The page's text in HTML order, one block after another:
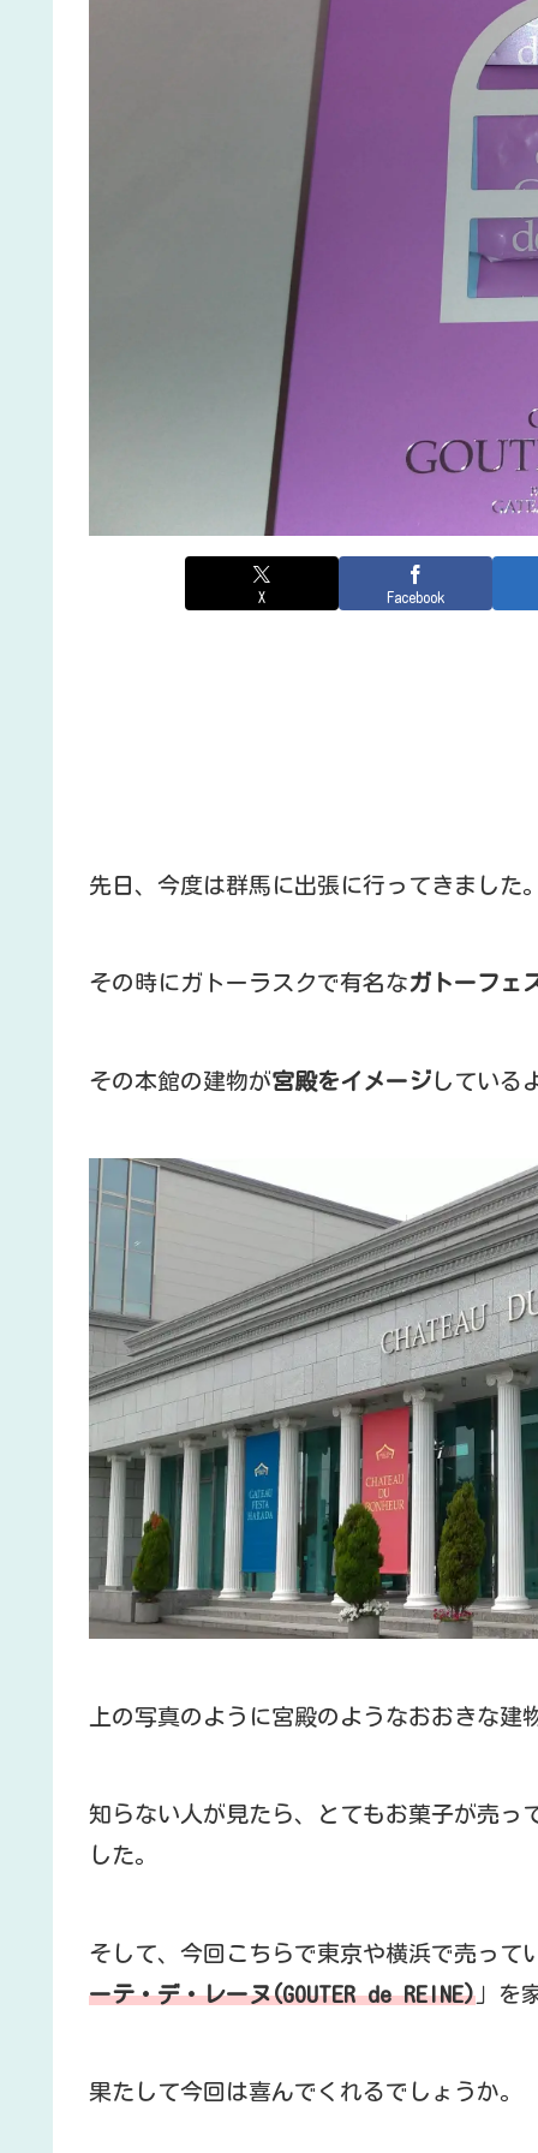
X Facebook
先日、今度は群馬に出張に行ってきました
その時にガトーラスクで有名なガトーフェ
その本館の建物が宮殿をイメージ している
上の写真のように宮殿のようなおおきな建
知らない人が見たら、とてもお菓子が売っ
した。
そして、今回こちらで東京や横浜で売って
ーテ・デ・レーヌ(GOUTER de REINE) 」を
果たして今回は喜んでくれるでしょうか。